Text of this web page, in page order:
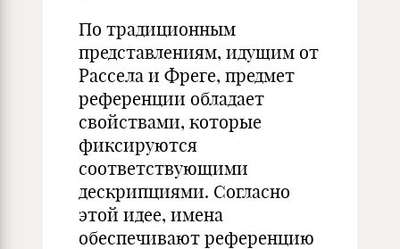
По традиционным
представлениям, идущим от
Рассела и Фреге, предмет
референции обладает
свойствами, которые
фиксируются
соответствующими
дескрипциями. Согласно
этой идее, имена
обеспечивают референцию